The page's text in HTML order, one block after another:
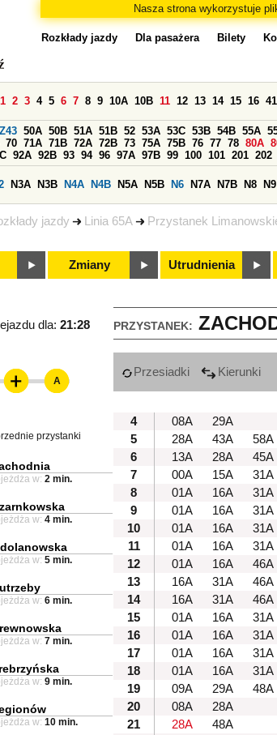
Nasza strona wykorzystuje
jazdy Linia 65A Przystanek
Rozkłady jazdy Dla pasażera Bilety
1 2 3 4 5 6 7 8 9 10A 10B 11 12 13 14 15 16 41
Z43 50A 50B 51A 51B 52 53A 53C 53B 54B 55A
70 71A 71B 72A 72B 73 75A 75B 76 77 78 80A
92A 92B 93 94 96 97A 97B 99 100 101 201 202
N3A N3B N4A N4B N5A N5B N6 N7A N7B N8 N9
Zmiany Utrudnienia
PRZYSTANEK:
dla: 21:28
Przesiadki Kierunki
4
08A
29A
5
28A 43A
58A
6
13A 28A
45A
7
00A 15A 31A
8
01A 16A 31A
9
01A 16A 31A
10
01A 16A 31A
11
01A 16A 31A
12
01A 16A
46A
13
16A 31A
46A
14
16A 31A
46A
15
01A 16A 31A
16
01A 16A 31A
17
01A 16A 31A
18
01A 16A 31A
19
09A 29A
48A
20
08A
28A
21
28A
48A
A
przystanki
w: 2 min.
w: 4 min.
w: 5 min.
w: 6 min.
w: 7 min.
w: 9 min.
w: 10 min.